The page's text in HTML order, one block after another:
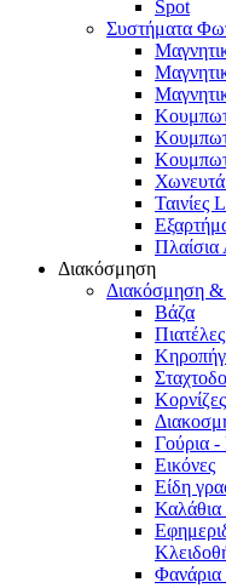
Spot
Συστήματα
Ταινίες
Πλαίσια
Διακόσμηση
Διακόσμηση
Βάζα
Γούρια -
Εικόνες
Είδη
Καλάθια
Φανάρια